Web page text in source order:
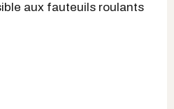
aux fauteuils roulants